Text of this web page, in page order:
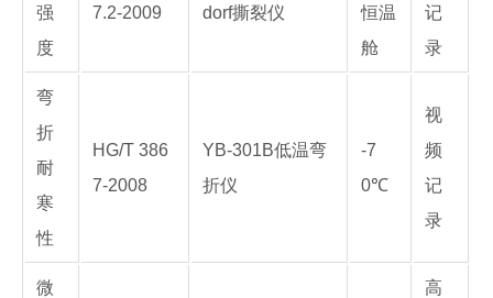
强
度
7.2-2009
dorf撕裂仪
恒温
舱
记
录
弯
折
耐
寒
性
HG/T 386
7-2008
YB-301B低温弯
折仪
-7
0℃
视
频
记
录
微
高